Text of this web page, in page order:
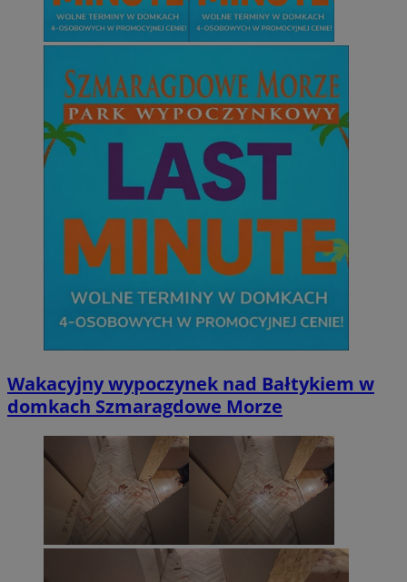
Wakacyjny wypoczynek nad Bałtykiem w
domkach Szmaragdowe Morze